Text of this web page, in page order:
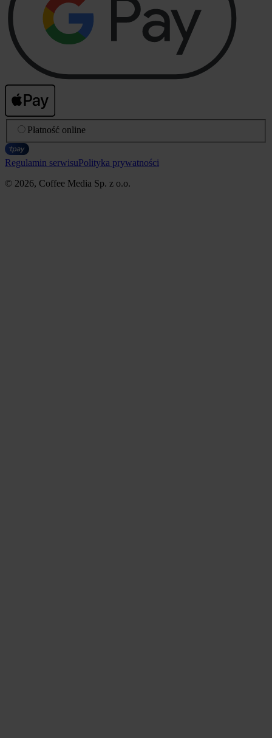
Płatność online
Regulamin serwisuPolityka prywatności
© 2026, Coffee Media Sp. z o.o.